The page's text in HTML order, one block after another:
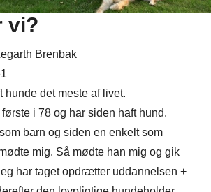
vi?
Brenbak
hunde det meste af livet.
i 78 og har siden haft hund.
barn og siden en enkelt som
mig. Så mødte han mig og gik
har taget opdrætter uddannelsen +